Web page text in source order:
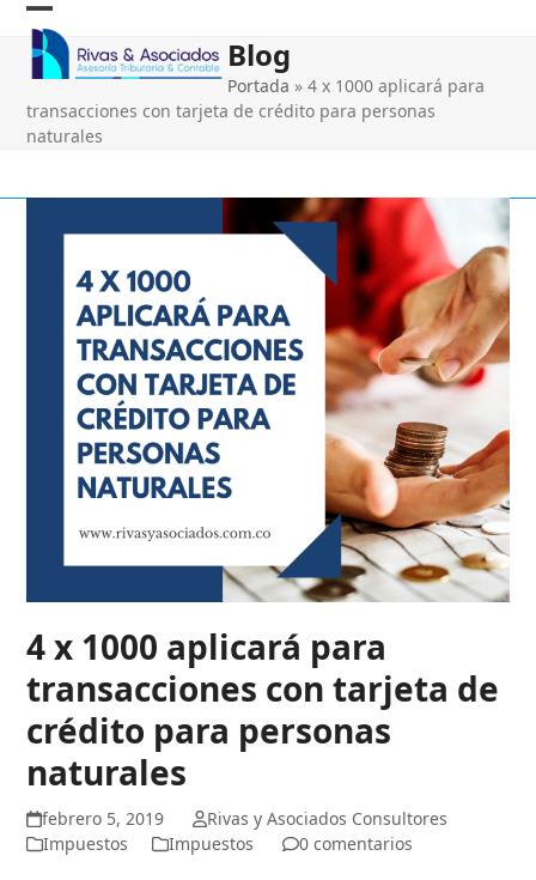
Skip
content
Open
mobile
menu
Close
mobile
menu
Blog
Portada »4 x 1000 aplicará para
transacciones con tarjeta de crédito para personas
naturales
4 x 1000 aplicará para
transacciones con tarjeta de
crédito para personas
naturales
febrero 5, 2019
Rivas y Asociados Consultores
Impuestos
Impuestos 0 comentarios